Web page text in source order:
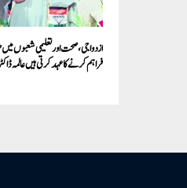
ازدواجی، صحت اور تعلیمی شعبوں
فراہم کرنے کا عہد کرتی ہیں عالمہ